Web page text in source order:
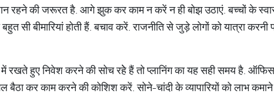
रहने की जरूरत है. आगे झुक कर काम न करें न ही बोझ उठाएं. बच्चों के
सी बीमारियां होती हैं. बचाव करें. राजनीति से जुड़े लोगों को यात्रा
में रखते हुए निवेश करने की सोच रहेे हैं तो प्लानिंग का यह सही समय है.
कर काम करने की कोशिश करें. सोने-चांदी के व्यापारियों को लाभ कमाने